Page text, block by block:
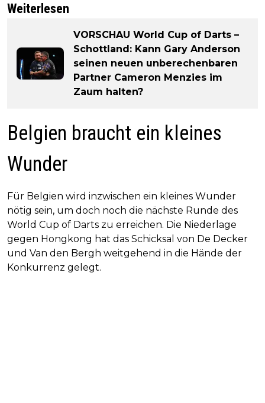
Weiterlesen
VORSCHAU World Cup of Darts –
Schottland: Kann Gary Anderson
seinen neuen unberechenbaren
Partner Cameron Menzies im
Zaum halten?
Belgien braucht ein kleines
Wunder
Für Belgien wird inzwischen ein kleines Wunder
nötig sein, um doch noch die nächste Runde des
World Cup of Darts zu erreichen. Die Niederlage
gegen Hongkong hat das Schicksal von De Decker
und Van den Bergh weitgehend in die Hände der
Konkurrenz gelegt.